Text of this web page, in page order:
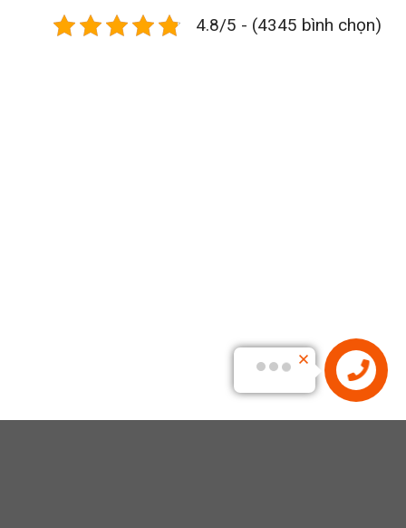
4.8/5 - (4345 bình chọn)